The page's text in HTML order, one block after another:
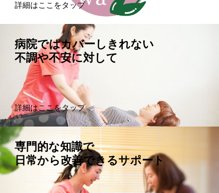
詳細はここをタップ
病院ではカバーしきれない
不調や不安に対して
詳細はここをタップ
専門的な知識で
日常から改善できるサポート